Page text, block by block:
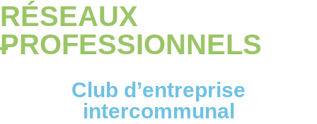
RÉSEAUX
PROFESSIONNELS
Club d’entreprise
intercommunal